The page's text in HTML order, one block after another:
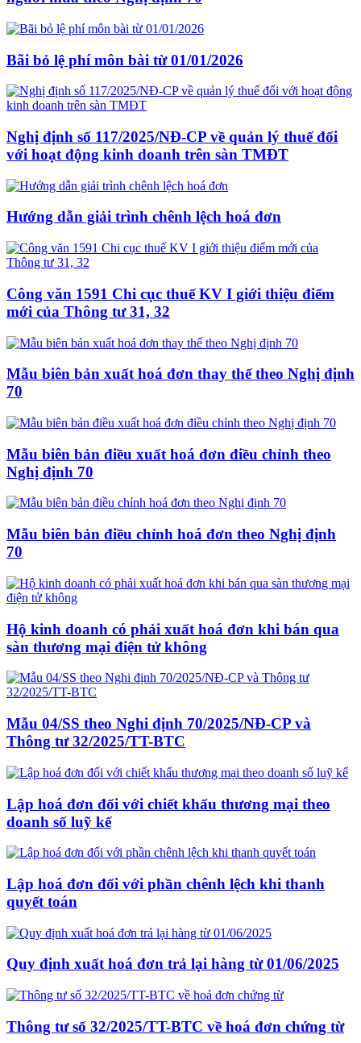
Bãi bỏ lệ phí môn bài từ 01/01/2026
Nghị định số 117/2025/NĐ-CP về quản lý thuế đối
với hoạt động kinh doanh trên sàn TMĐT
Hướng dẫn giải trình chênh lệch hoá đơn
Công văn 1591 Chi cục thuế KV I giới thiệu điểm
mới của Thông tư 31, 32
Mẫu biên bản xuất hoá đơn thay thế theo Nghị định
70
Mẫu biên bản điều xuất hoá đơn điều chỉnh theo
Nghị định 70
Mẫu biên bản điều chỉnh hoá đơn theo Nghị định
70
Hộ kinh doanh có phải xuất hoá đơn khi bán qua
sàn thương mại điện tử không
Mẫu 04/SS theo Nghi định 70/2025/NĐ-CP và
Thông tư 32/2025/TT-BTC
Lập hoá đơn đối với chiết khấu thương mại theo
doanh số luỹ kế
Lập hoá đơn đối với phần chênh lệch khi thanh
quyết toán
Quy định xuất hoá đơn trả lại hàng từ 01/06/2025
Thông tư số 32/2025/TT-BTC về hoá đơn chứng từ